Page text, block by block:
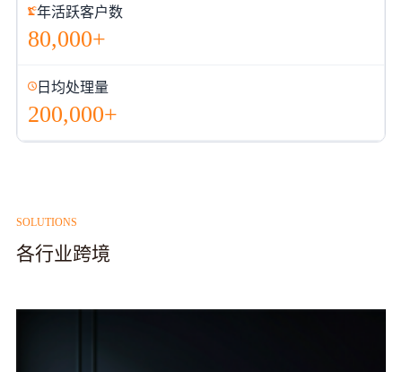
年活跃客户数
80,000+
日均处理量
200,000+
SOLUTIONS
各行业跨境